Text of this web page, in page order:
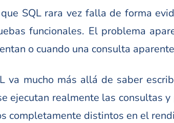
SQL rara vez falla de forma
funcionales. El problema
o cuando una consulta
va mucho más allá de saber
ejecutan realmente las consultas
completamente distintos en el